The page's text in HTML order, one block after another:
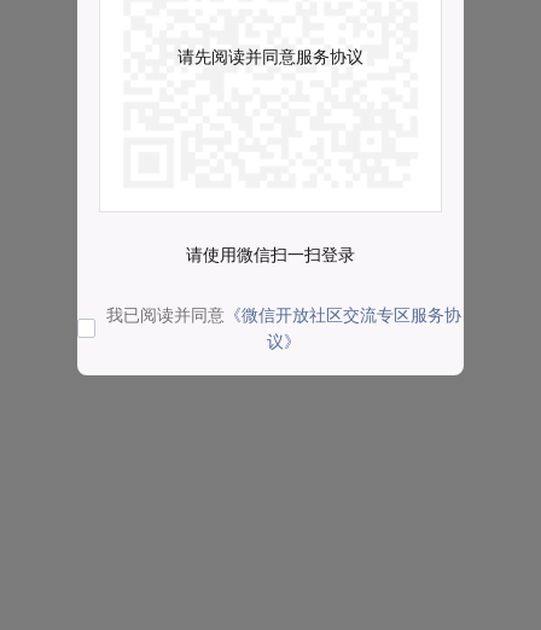
请先阅读并同意服务协议
请使用微信扫一扫登录
我已阅读并同意 《微信开放社区交流专区服务协
议》